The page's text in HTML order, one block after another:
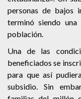
personas de bajos
terminó siendo
población.
Una de las
beneficiados se
para que así
subsidio. Sin